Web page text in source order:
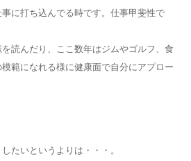
に打ち込んでる時です。仕事甲斐性で
読んだり、ここ数年はジムやゴルフ、食
範になれる様に健康面で自分にアプロー
たいというよりは・・・。